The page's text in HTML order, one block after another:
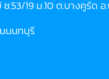
ซ.53/19 ม.10 ต.บางคูรัด
นนทบุรี